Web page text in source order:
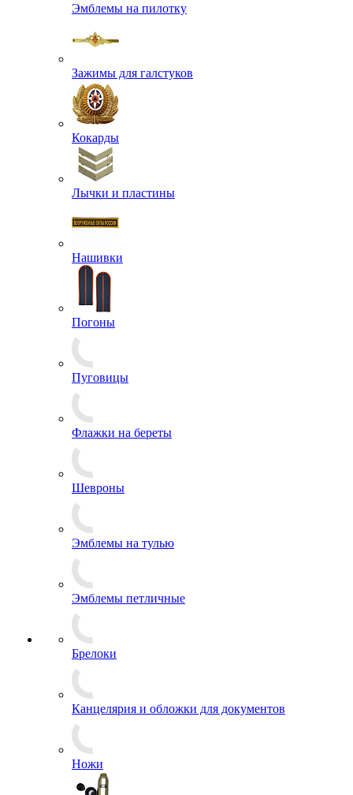
Ордена и Медали
Буквы, Якоря
Звезды
Эмблемы на пилотку
Зажимы для галстуков
Кокарды
Лычки и пластины
Нашивки
Погоны
Пуговицы
Флажки на береты
Шевроны
Эмблемы на тулью